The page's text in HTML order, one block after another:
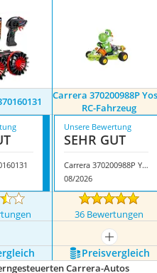
Carrera 370200988P
RC-Fahrzeug
Unsere Bewertung
SEHR GUT
Carrera 370200988P Yoshi RC-Fahrzeug
08/2026
36 Bewertungen
mehr
Preis­vergleich
Carrera-Autos